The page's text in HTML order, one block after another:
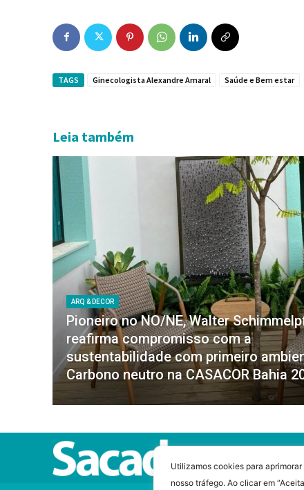
Utilizamos cookies para
nosso tráfego. Ao clicar em
TAGS Ginecologista Alexandre Amaral Saúde e Bem estar
Leia também
ARQ & DECOR
Pioneiro no NO/NE, Walter
reafirma compromisso com a
sustentabilidade com primeiro
Carbono neutro na CASACOR Bahia